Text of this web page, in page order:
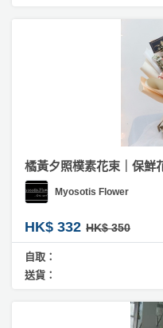
橘黃夕照樸素花束｜保鮮
Myosotis Flower
HK$ 332 HK$ 350
自取：
送貨：